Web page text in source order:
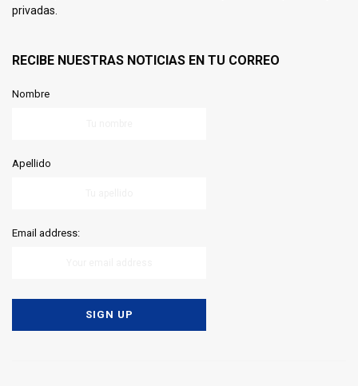
privadas.
RECIBE NUESTRAS NOTICIAS EN TU CORREO
Nombre
Apellido
Email address: